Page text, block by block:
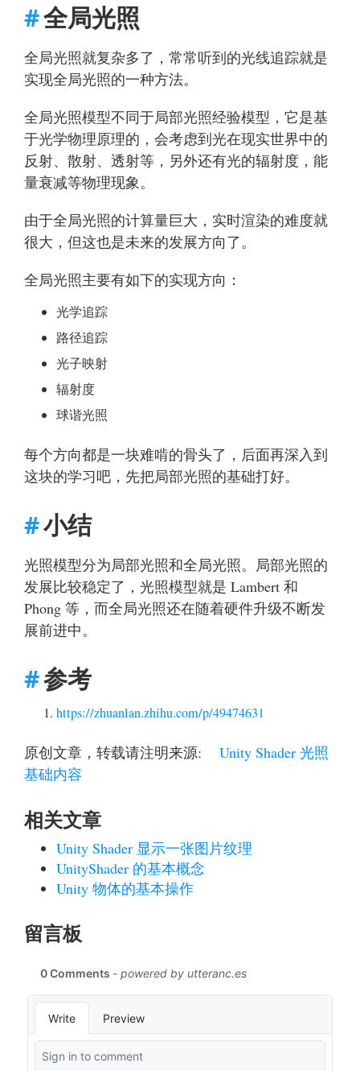
全局光照
全局光照就复杂多了，常常听到的光线追踪就是
实现全局光照的一种方法。
全局光照模型不同于局部光照经验模型，它是基
于光学物理原理的，会考虑到光在现实世界中的
反射、散射、透射等，另外还有光的辐射度，能
量衰减等物理现象。
由于全局光照的计算量巨大，实时渲染的难度就
很大，但这也是未来的发展方向了。
全局光照主要有如下的实现方向：
光学追踪
路径追踪
光子映射
辐射度
球谐光照
每个方向都是一块难啃的骨头了，后面再深入到
这块的学习吧，先把局部光照的基础打好。
小结
光照模型分为局部光照和全局光照。局部光照的
发展比较稳定了，光照模型就是 Lambert 和
Phong 等，而全局光照还在随着硬件升级不断发
展前进中。
参考
https://zhuanlan.zhihu.com/p/49474631
原创文章，转载请注明来源: Unity Shader 光照
基础内容
相关文章
Unity Shader 显示一张图片纹理
UnityShader 的基本概念
Unity 物体的基本操作
留言板